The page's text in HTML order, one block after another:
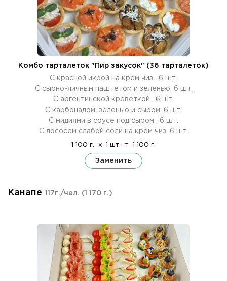
Комбо тарталеток "Пир закусок" (36 тарталеток)
С красной икрой на крем чиз . 6 шт.
С сырно-яичным паштетом и зеленью. 6 шт.
С аргентинской креветкой . 6 шт.
С карбонадом, зеленью и сыром. 6 шт.
С мидиями в соусе под сыром . 6 шт.
С лососем слабой соли на крем чиз. 6 шт.
1 100 г. x 1 шт. = 1 100 г.
Заменить
Канапе 117г./чел. (1 170 г.)